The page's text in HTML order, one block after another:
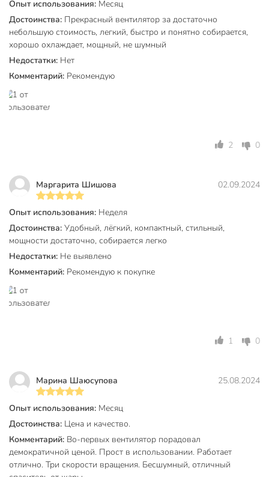
Количество лопастей
Бренд
Centek
Страна производства
Пульт ДУ
Тип управления
Цвет
Функция наклона
Функция поворота
поворотные
Гарантия производителя, мес
Модель
Вес в упаковке
Опыт использования: Месяц
Достоинства: Прекрасный вентилятор за достаточно
небольшую стоимость, легкий, быстро и понятно собирается,
хорошо охлаждает, мощный, не шумный
Недостатки: Нет
Комментарий: Рекомендую
2 0
Маргарита Шишова 02.09.2024
Опыт использования: Неделя
Достоинства: Удобный, лёгкий, компактный, стильный,
мощности достаточно, собирается легко
Недостатки: Не выявлено
Комментарий: Рекомендую к покупке
1 0
Марина Шаюсупова 25.08.2024
Опыт использования: Месяц
Достоинства: Цена и качество.
Комментарий: Во-первых вентилятор порадовал
демократичной ценой. Прост в использовании. Работает
отлично. Три скорости вращения. Бесшумный, отличный